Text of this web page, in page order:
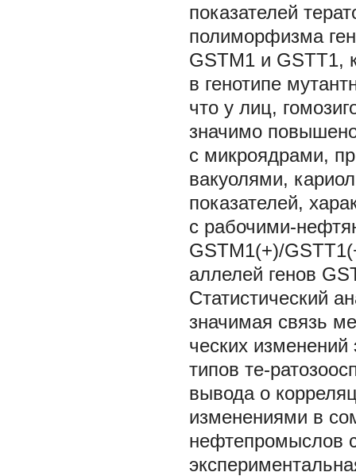
показателей
полиморфизма
GSTM1 и GSTT1,
в генотипе
что у лиц,
значимо повышено
с микроядрами,
вакуолями,
показателей,
с рабочими-
GSTM1(+)/
аллелей генов
Статистический
значимая связь
ческих
типов те-
вывода о
изменениями в
нефтепромыслов